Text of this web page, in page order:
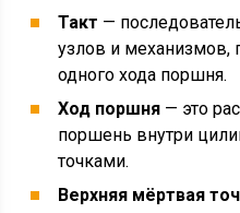
Такт —
узлов и механизмов,
одного хода поршня.
Ход поршня — это
поршень внутри
точками.
Верхняя мёртвая